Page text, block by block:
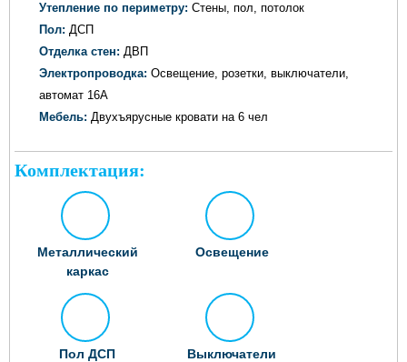
Утепление по периметру: Стены, пол, потолок
Пол: ДСП
Отделка стен: ДВП
Электропроводка: Освещение, розетки, выключатели,
автомат 16А
Мебель: Двухъярусные кровати на 6 чел
Комплектация:
Металлический
каркас
Освещение
Пол ДСП Выключатели